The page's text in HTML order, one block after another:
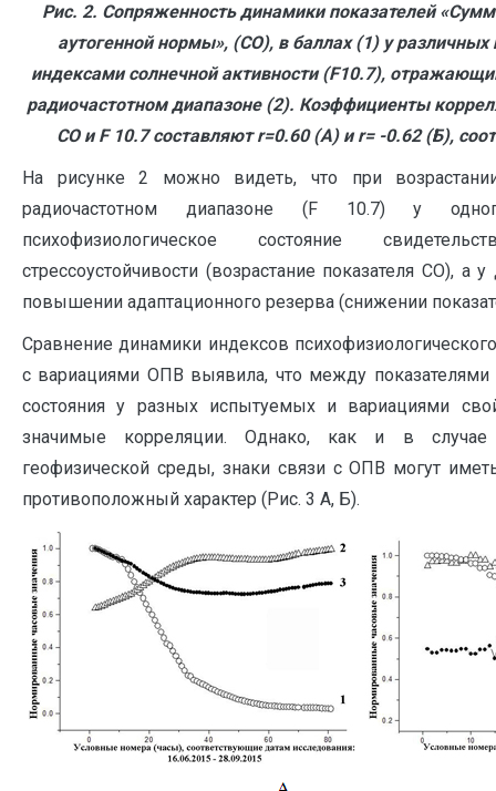
Рис. 2. Сопряженность динамики показателей «Су
аутогенной нормы», (СО), в баллах (1) у
индексами солнечной активности (F10.7),
радиочастотном диапазоне (2). Коэффициенты
СО и F10.7 составляютr=0.60 (А) и r= -0.62 (Б),
На рисунке 2 можно видеть, что при
радиочастотном диапазоне (F 10.7) у
психофизиологическое состояние
стрессоустойчивости (возрастание показателя СО), а
повышении адаптационного резерва (снижении
Сравнение динамики индексов
с вариациями ОПВ выявила, что между показателями
состояния у разных испытуемых и вариациями
значимые корреляции. Однако, как и в
геофизической среды, знаки связи с ОПВ могут
противоположный характер (Рис. 3 А, Б).